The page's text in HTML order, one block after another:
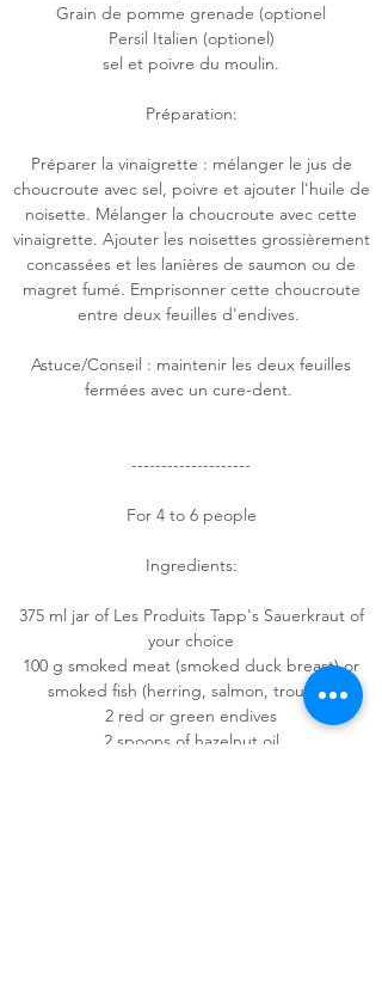
Grain de pomme grenade (optionel
Persil Italien (optionel)
sel et poivre du moulin.
Préparation:
Préparer la vinaigrette : mélanger le jus de
choucroute avec sel, poivre et ajouter l'huile de
noisette. Mélanger la choucroute avec cette
vinaigrette. Ajouter les noisettes grossièrement
concassées et les lanières de saumon ou de
magret fumé. Emprisonner cette choucroute
entre deux feuilles d'endives.
Astuce/Conseil : maintenir les deux feuilles
fermées avec un cure-dent.
--------------------
For 4 to 6 people
Ingredients:
375 ml jar of Les Produits Tapp's Sauerkraut of
your choice
100 g smoked meat (smoked duck breast) or
smoked fish (herring, salmon, trout ...)
2 red or green endives
2 spoons of hazelnut oil